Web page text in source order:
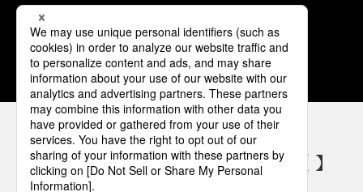
1 2 3 4 5
パナソニックの電気設備 SNSアカウント